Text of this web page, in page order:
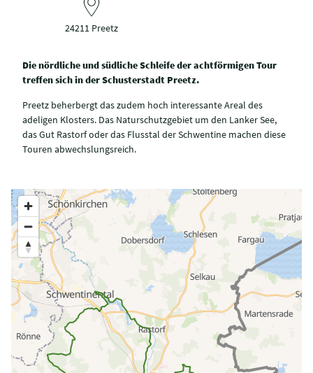
24211 Preetz
Die nördliche und südliche Schleife der achtförmigen Tour
treffen sich in der Schusterstadt Preetz.
Preetz beherbergt das zudem hoch interessante Areal des
adeligen Klosters. Das Naturschutzgebiet um den Lanker See,
das Gut Rastorf oder das Flusstal der Schwentine machen diese
Touren abwechslungsreich.